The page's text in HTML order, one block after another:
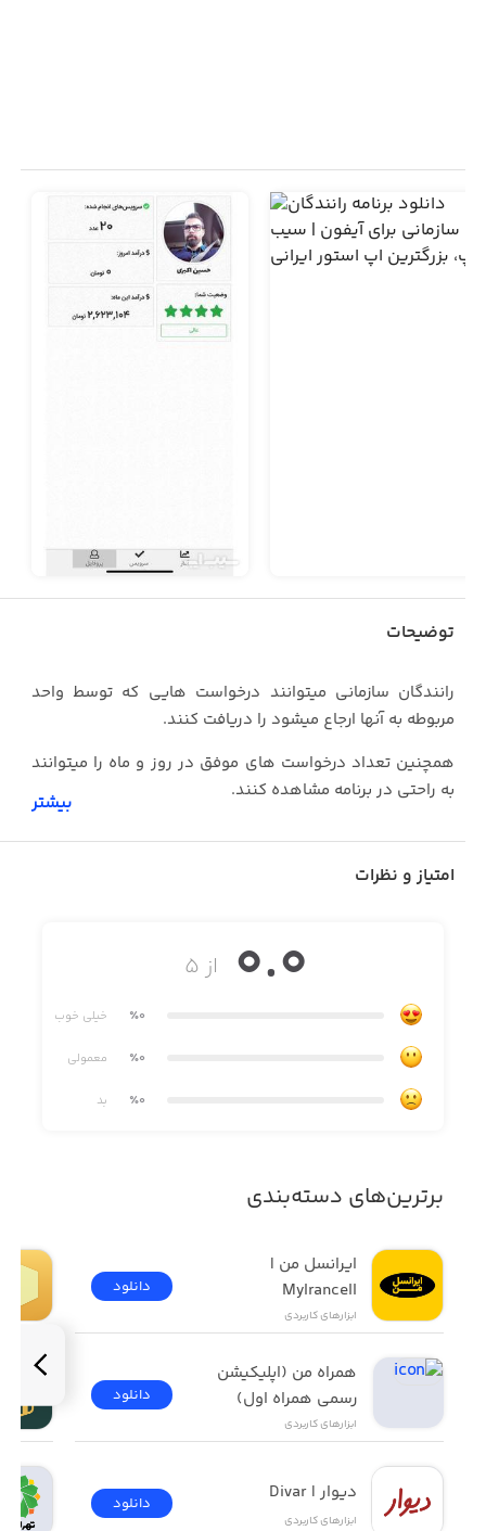
توضیحات
رانندگان سازمانی میتوانند درخواست هایی که توسط واحد
مربوطه به آنها ارجاع میشود را دریافت کنند.
همچنین تعداد درخواست های موفق در روز و ماه را میتوانند
به راحتی در برنامه مشاهده کنند.
بیشتر
امتیاز و نظرات
از ۵ 0.0
٪0 خیلی خوب
٪0 معمولی
٪0 بد
برترین‌های دسته‌بندی
MyIrancell
ابزار‌های کاربردی
دانلود
رسمی همراه اول)
ابزار‌های کاربردی
دانلود
دیوار | Divar
ابزار‌های کاربردی
دانلود